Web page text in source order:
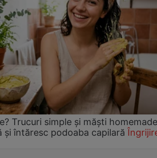
Trucuri simple și măști homemade
și întăresc podoaba capilară